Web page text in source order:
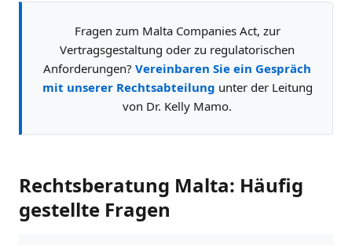
Fragen zum Malta Companies Act, zur
Vertragsgestaltung oder zu regulatorischen
Anforderungen? Vereinbaren Sie ein Gespräch
mit unserer Rechtsabteilung unter der Leitung
von Dr. Kelly Mamo.
Rechtsberatung Malta: Häufig
gestellte Fragen